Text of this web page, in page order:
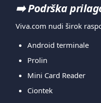
➡️ Podrška
Viva.com nudi širok
Android terminale
Prolin
Mini Card Reader
Ciontek